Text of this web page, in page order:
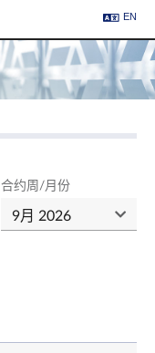
EN
合约周/月份